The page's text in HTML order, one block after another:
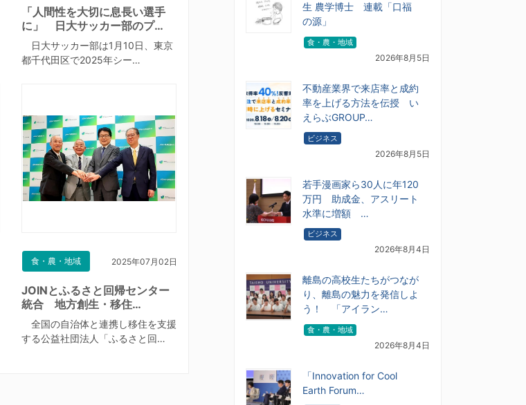
「人間性を大切に息長い選手
に」 日大サッカー部のプ…
日大サッカー部は1月10日、東京
都千代田区で2025年シー…
食・農・地域 2025年07月02日
JOINとふるさと回帰センター
統合 地方創生・移住…
全国の自治体と連携し移住を支援
する公益社団法人「ふるさと回…
生 農学博士 連載「口福
の源」
食・農・地域
2026年8月5日
不動産業界で来店率と成約
率を上げる方法を伝授 い
えらぶGROUP…
ビジネス
2026年8月5日
若手漫画家ら30人に年120
万円 助成金、アスリート
水準に増額 …
ビジネス
2026年8月4日
離島の高校生たちがつなが
り、離島の魅力を発信しよ
う！ 「アイラン…
食・農・地域
2026年8月4日
「Innovation for Cool
Earth Forum…